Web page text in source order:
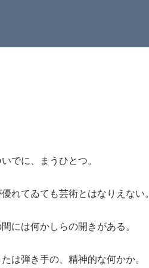
でに、まうひとつ。
れてゐても芸術とはなりえない
には何かしらの開きがある。
は弾き手の、精神的な何かか。